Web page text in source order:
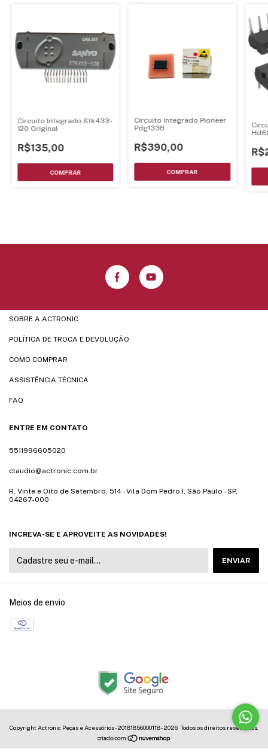
Circuito Integrado Stk433-
120 Original
R$135,00
Circuito Integrado Pioneer
Pdg133B
R$390,00
SOBRE A ACTRONIC
POLÍTICA DE TROCA E DEVOLUÇÃO
COMO COMPRAR
ASSISTÊNCIA TÉCNICA
FAQ
ENTRE EM CONTATO
5511996605020
claudio@actronic.com.br
R. Vinte e Oito de Setembro, 514 - Vila Dom Pedro I, São Paulo - SP,
04267-000
INCREVA-SE E APROVEITE AS NOVIDADES!
Meios de envio
Copyright Actronic Peças e Acessórios - 20181856000118 - 2026. Todos os direitos reservados.